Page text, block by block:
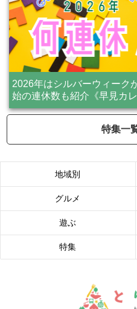
2026年はシルバーウィーク
始の連休数も紹介《早見カレ
特集一
地域別
グルメ
遊ぶ
特集